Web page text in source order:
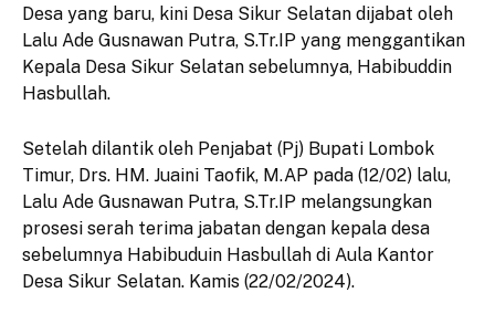
Desa yang baru, kini Desa Sikur Selatan dijabat oleh
Lalu Ade Gusnawan Putra, S.Tr.IP yang menggantikan
Kepala Desa Sikur Selatan sebelumnya, Habibuddin
Hasbullah.
Setelah dilantik oleh Penjabat (Pj) Bupati Lombok
Timur, Drs. HM. Juaini Taofik, M.AP pada (12/02) lalu,
Lalu Ade Gusnawan Putra, S.Tr.IP melangsungkan
prosesi serah terima jabatan dengan kepala desa
sebelumnya Habibuduin Hasbullah di Aula Kantor
Desa Sikur Selatan. Kamis (22/02/2024).